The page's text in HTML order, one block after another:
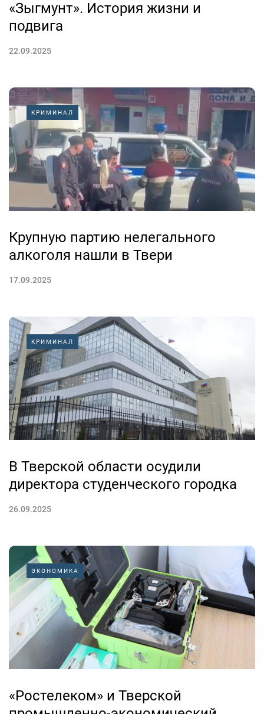
«Зыгмунт». История жизни и
подвига
22.09.2025
КРИМИНАЛ
Крупную партию нелегального
алкоголя нашли в Твери
17.09.2025
КРИМИНАЛ
В Тверской области осудили
директора студенческого городка
26.09.2025
ЭКОНОМИКА
«Ростелеком» и Тверской